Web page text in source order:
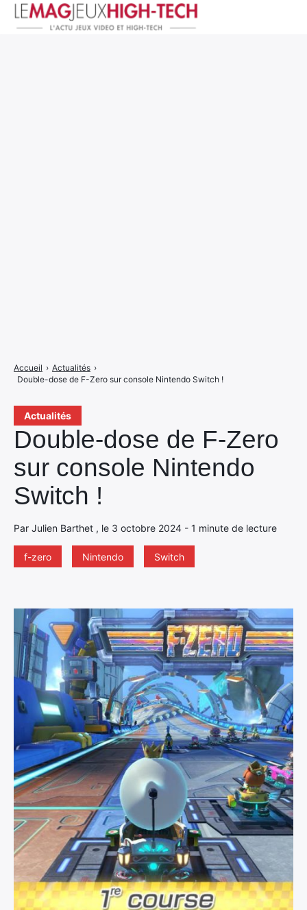
Actualités
Double-dose de F-Zero
sur console Nintendo
Switch !
Par Julien Barthet , le 3 octobre 2024 - 1 minute de lecture
f-zero Nintendo Switch
Accueil › Actualités ›
Double-dose de F-Zero sur console Nintendo Switch !